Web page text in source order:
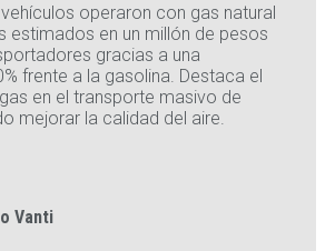
operaron con gas natural
estimados en un millón de pesos
gracias a una
frente a la gasolina. Destaca el
en el transporte masivo de
mejorar la calidad del aire.
Vanti